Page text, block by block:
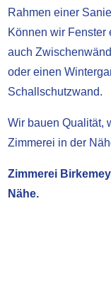
Rahmen einer
Können wir Fenster
auch
oder einen
Schallschutzwand.
Wir bauen Qualität,
Zimmerei in der
Zimmerei
Nähe.